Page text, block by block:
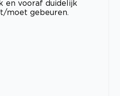
en vooraf duidelijk
moet gebeuren.